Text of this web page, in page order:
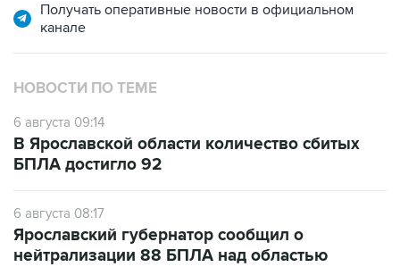
Получать оперативные новости в официальном
канале
НОВОСТИ ПО ТЕМЕ
6 августа 09:14
В Ярославской области количество сбитых
БПЛА достигло 92
6 августа 08:17
Ярославский губернатор сообщил о
нейтрализации 88 БПЛА над областью